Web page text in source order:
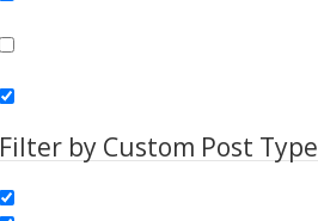
Filter by Custom Post Type